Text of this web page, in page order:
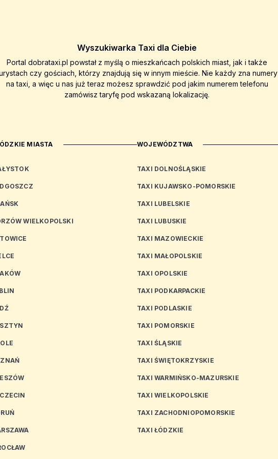
Wyszukiwarka Taxi dla Ciebie
Portal dobrataxi.pl powstał z myślą o mieszkańcach polskich miast, jak i także
czy gościach, którzy znajdują się w innym mieście. Nie każdy zna numery
na taxi, a więc u nas już teraz możesz sprawdzić pod jakim numerem telefonu
zamówisz taryfę pod wskazaną lokalizację.
MIASTA
WIELKOPOLSKI
WOJEWÓDZTWA
TAXI DOLNOŚLĄSKIE
TAXI KUJAWSKO-POMORSKIE
TAXI LUBELSKIE
TAXI LUBUSKIE
TAXI MAZOWIECKIE
TAXI MAŁOPOLSKIE
TAXI OPOLSKIE
TAXI PODKARPACKIE
TAXI PODLASKIE
TAXI POMORSKIE
TAXI ŚLĄSKIE
TAXI ŚWIĘTOKRZYSKIE
TAXI WARMIŃSKO-MAZURSKIE
TAXI WIELKOPOLSKIE
TAXI ZACHODNIOPOMORSKIE
TAXI ŁÓDZKIE